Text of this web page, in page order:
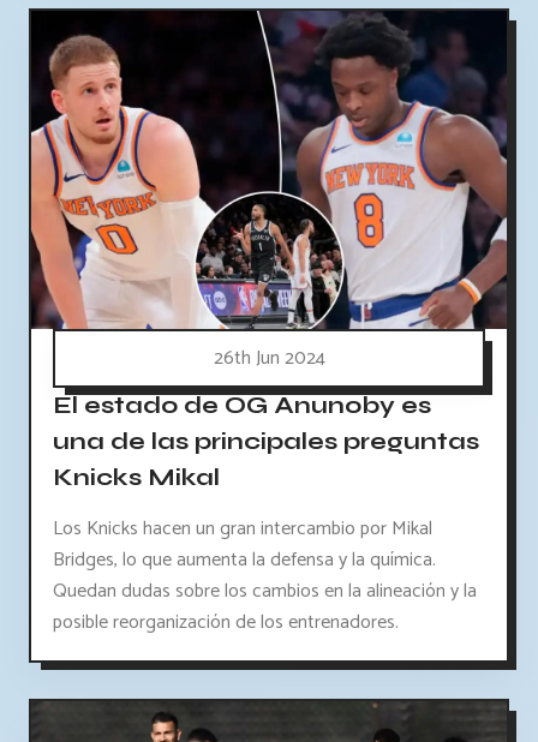
26th Jun 2024
El estado de OG Anunoby es
una de las principales preguntas
Knicks Mikal
Los Knicks hacen un gran intercambio por Mikal
Bridges, lo que aumenta la defensa y la química.
Quedan dudas sobre los cambios en la alineación y la
posible reorganización de los entrenadores.